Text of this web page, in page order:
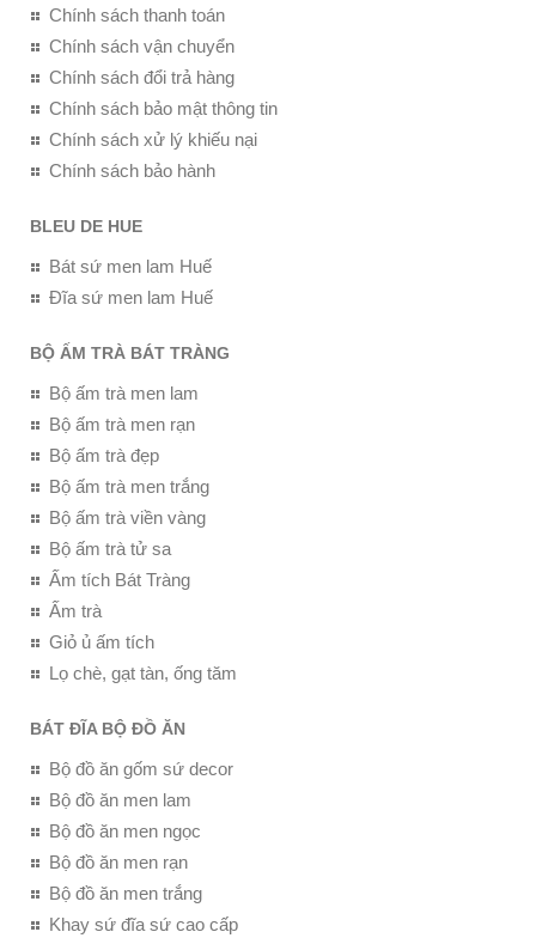
Chính sách thanh toán
Chính sách vận chuyển
Chính sách đổi trả hàng
Chính sách bảo mật thông tin
Chính sách xử lý khiếu nại
Chính sách bảo hành
BLEU DE HUE
Bát sứ men lam Huế
Đĩa sứ men lam Huế
BỘ ẤM TRÀ BÁT TRÀNG
Bộ ấm trà men lam
Bộ ấm trà men rạn
Bộ ấm trà đẹp
Bộ ấm trà men trắng
Bộ ấm trà viền vàng
Bộ ấm trà tử sa
Ấm tích Bát Tràng
Ấm trà
Giỏ ủ ấm tích
Lọ chè, gạt tàn, ống tăm
BÁT ĐĨA BỘ ĐỒ ĂN
Bộ đồ ăn gốm sứ decor
Bộ đồ ăn men lam
Bộ đồ ăn men ngọc
Bộ đồ ăn men rạn
Bộ đồ ăn men trắng
Khay sứ đĩa sứ cao cấp